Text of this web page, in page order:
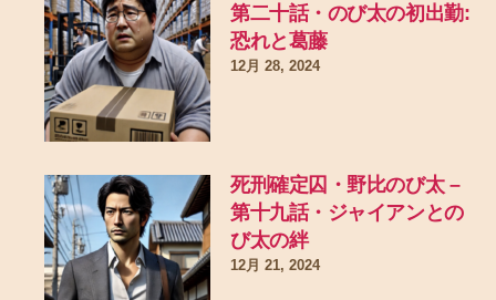
第二十話・のび太の初出勤:
恐れと葛藤
12月 28, 2024
死刑確定囚・野比のび太 –
第十九話・ジャイアンとの
び太の絆
12月 21, 2024